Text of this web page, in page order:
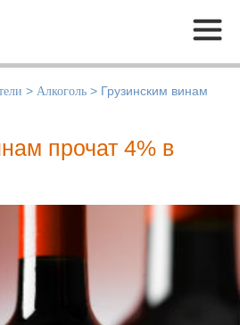
Меню
> Алкоголь > Грузинским винам
прочат 4% в